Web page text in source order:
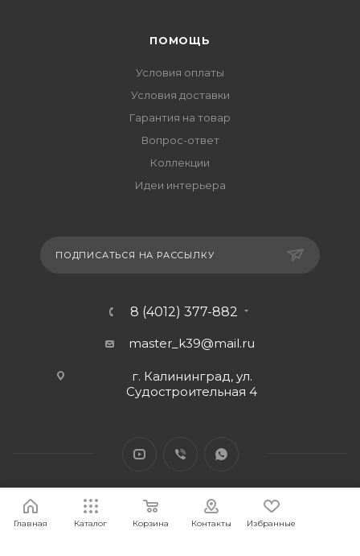
ПОМОЩЬ
Условия оплаты
Условия доставки
Гарантия на товар
Вопрос-ответ
Коллекции
Идеи интерьера
ПОДПИСАТЬСЯ НА РАССЫЛКУ
8 (4012) 377-882
master_k39@mail.ru
г. Калининград, ул.
Судостроительная 4
Главная Каталог Корзина Контакты Избранные